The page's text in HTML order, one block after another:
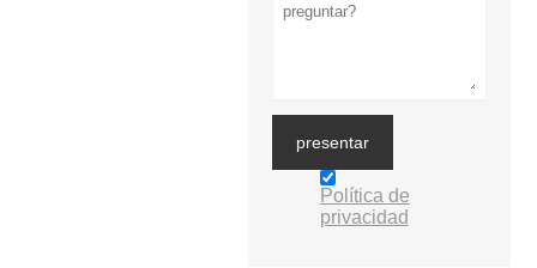
presentar
Política de
privacidad